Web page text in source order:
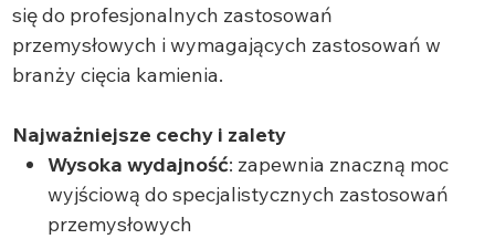
się do profesjonalnych zastosowań
przemysłowych i wymagających zastosowań w
branży cięcia kamienia.
Najważniejsze cechy i zalety
Wysoka wydajność: zapewnia znaczną moc
wyjściową do specjalistycznych zastosowań
przemysłowych